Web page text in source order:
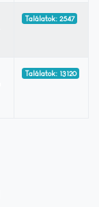
Találatok: 2547
Találatok: 13120